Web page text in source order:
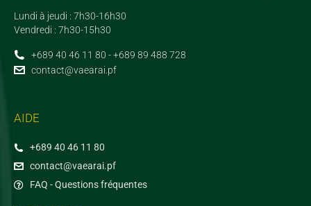
Lundi à jeudi : 7h30-16h30
Vendredi : 7h30-15h30
+689 40 46 11 80 - +689 89 488 728
contact@vaearai.pf
AIDE
+689 40 46 11 80
contact@vaearai.pf
FAQ - Questions fréquentes